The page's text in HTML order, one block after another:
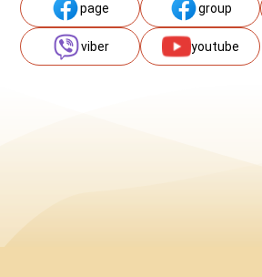
page group
viber youtube